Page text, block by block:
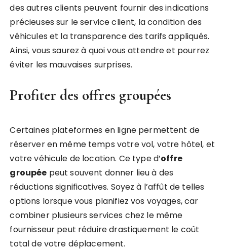
des autres clients peuvent fournir des indications
précieuses sur le service client, la condition des
véhicules et la transparence des tarifs appliqués.
Ainsi, vous saurez à quoi vous attendre et pourrez
éviter les mauvaises surprises.
Profiter des offres groupées
Certaines plateformes en ligne permettent de
réserver en même temps votre vol, votre hôtel, et
votre véhicule de location. Ce type d’offre
groupée peut souvent donner lieu à des
réductions significatives. Soyez à l’affût de telles
options lorsque vous planifiez vos voyages, car
combiner plusieurs services chez le même
fournisseur peut réduire drastiquement le coût
total de votre déplacement.